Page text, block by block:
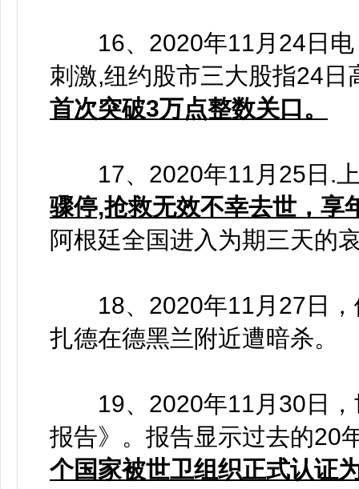
16、2020年11月24日电
刺激,纽约股市三大股指24日
首次突破3万点整数关口。
17、2020年11月25日.
骤停,抢救无效不幸去世，享
阿根廷全国进入为期三天的
18、2020年11月27日，
扎德在德黑兰附近遭暗杀。
19、2020年11月30日，
报告》。报告显示过去的20
个国家被世卫组织正式认证